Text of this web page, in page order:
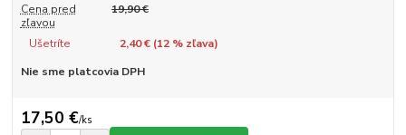
Cena pred
zľavou
19,90 €
Ušetríte 2,40 € (12% zľava)
Nie sme platcovia DPH
17,50 €/ks